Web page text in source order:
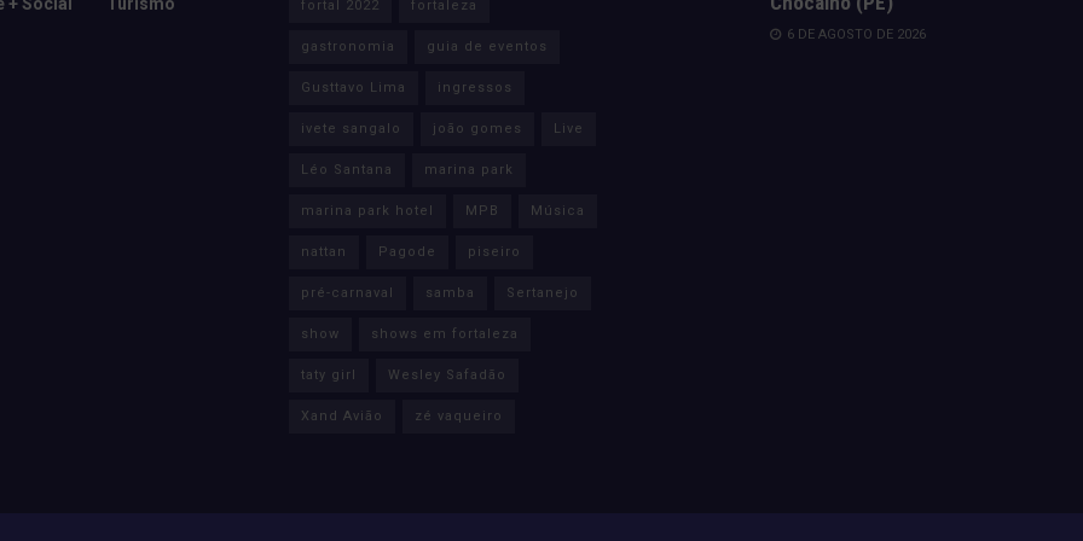
+ Social
Turismo
fortal 2022 fortaleza
gastronomia guia de eventos
Gusttavo Lima ingressos
ivete sangalo joão gomes Live
Léo Santana marina park
marina park hotel MPB Música
nattan Pagode piseiro
pré-carnaval samba Sertanejo
show shows em fortaleza
taty girl Wesley Safadão
Xand Avião zé vaqueiro
6 DE AGOSTO DE 2026